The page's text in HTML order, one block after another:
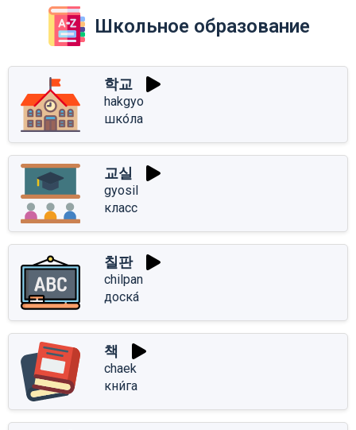
Школьное образование
학교
hakgyo
шко́ла
교실
gyosil
класс
칠판
chilpan
доска́
책
chaek
кни́га